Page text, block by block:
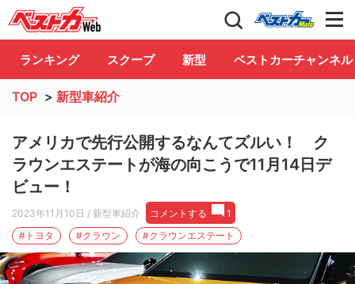
自動車情報誌「ベストカー」 Club
ランキング スクープ 新型 ベストカーチャンネル
TOP > 新型車紹介
アメリカで先行公開するなんてズルい！ ク
ラウンエステートが海の向こうで11月14日デ
ビュー！
2023年11月10日 / 新型車紹介 コメントする
1
#トヨタ
#クラウン #クラウンエステート